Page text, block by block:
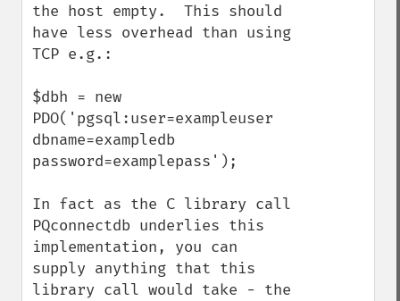
the host empty.  This should
have less overhead than using
TCP e.g.:
$dbh = new
PDO('pgsql:user=exampleuser
dbname=exampledb
password=examplepass');
In fact as the C library call
PQconnectdb underlies this
implementation, you can
supply anything that this
library call would take - the